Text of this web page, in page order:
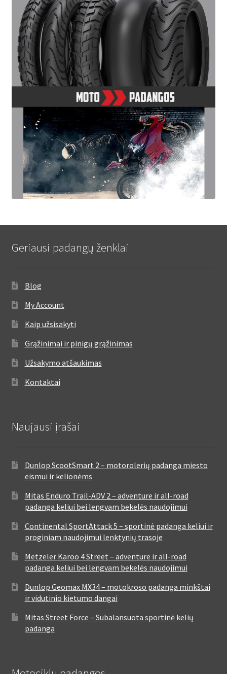
Geriausi padangų ženklai
Blog
My Account
Kaip užsisakyti
Grąžinimai ir pinigų grąžinimas
Užsakymo atšaukimas
Kontaktai
Naujausi įrašai
Dunlop ScootSmart 2 – motorolerių padanga miesto
eismui ir kelionėms
Mitas Enduro Trail-ADV 2 – adventure ir all-road
padanga keliui bei lengvam bekelės naudojimui
Continental SportAttack 5 – sportinė padanga keliui ir
proginiam naudojimui lenktynių trasoje
Metzeler Karoo 4 Street – adventure ir all-road
padanga keliui bei lengvam bekelės naudojimui
Dunlop Geomax MX34 – motokroso padanga minkštai
ir vidutinio kietumo dangai
Mitas Street Force – Subalansuota sportinė kelių
padanga